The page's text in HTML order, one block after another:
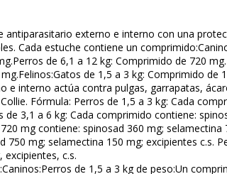
antiparasitario externo e interno con una
Cada estuche contiene un
de 6,1 a 12 kg: Comprimido de 720
de 1,5 a 3 kg: Comprimido
e interno actúa contra pulgas, garrapatas,
Fórmula: Perros de 1,5 a 3 kg: Cada
de 3,1 a 6 kg: Cada comprimido contiene:
mg contiene: spinosad 360 mg;
750 mg; selamectina 150 mg; excipientes c.s.
c.s.
de 1,5 a 3 kg de peso:Un